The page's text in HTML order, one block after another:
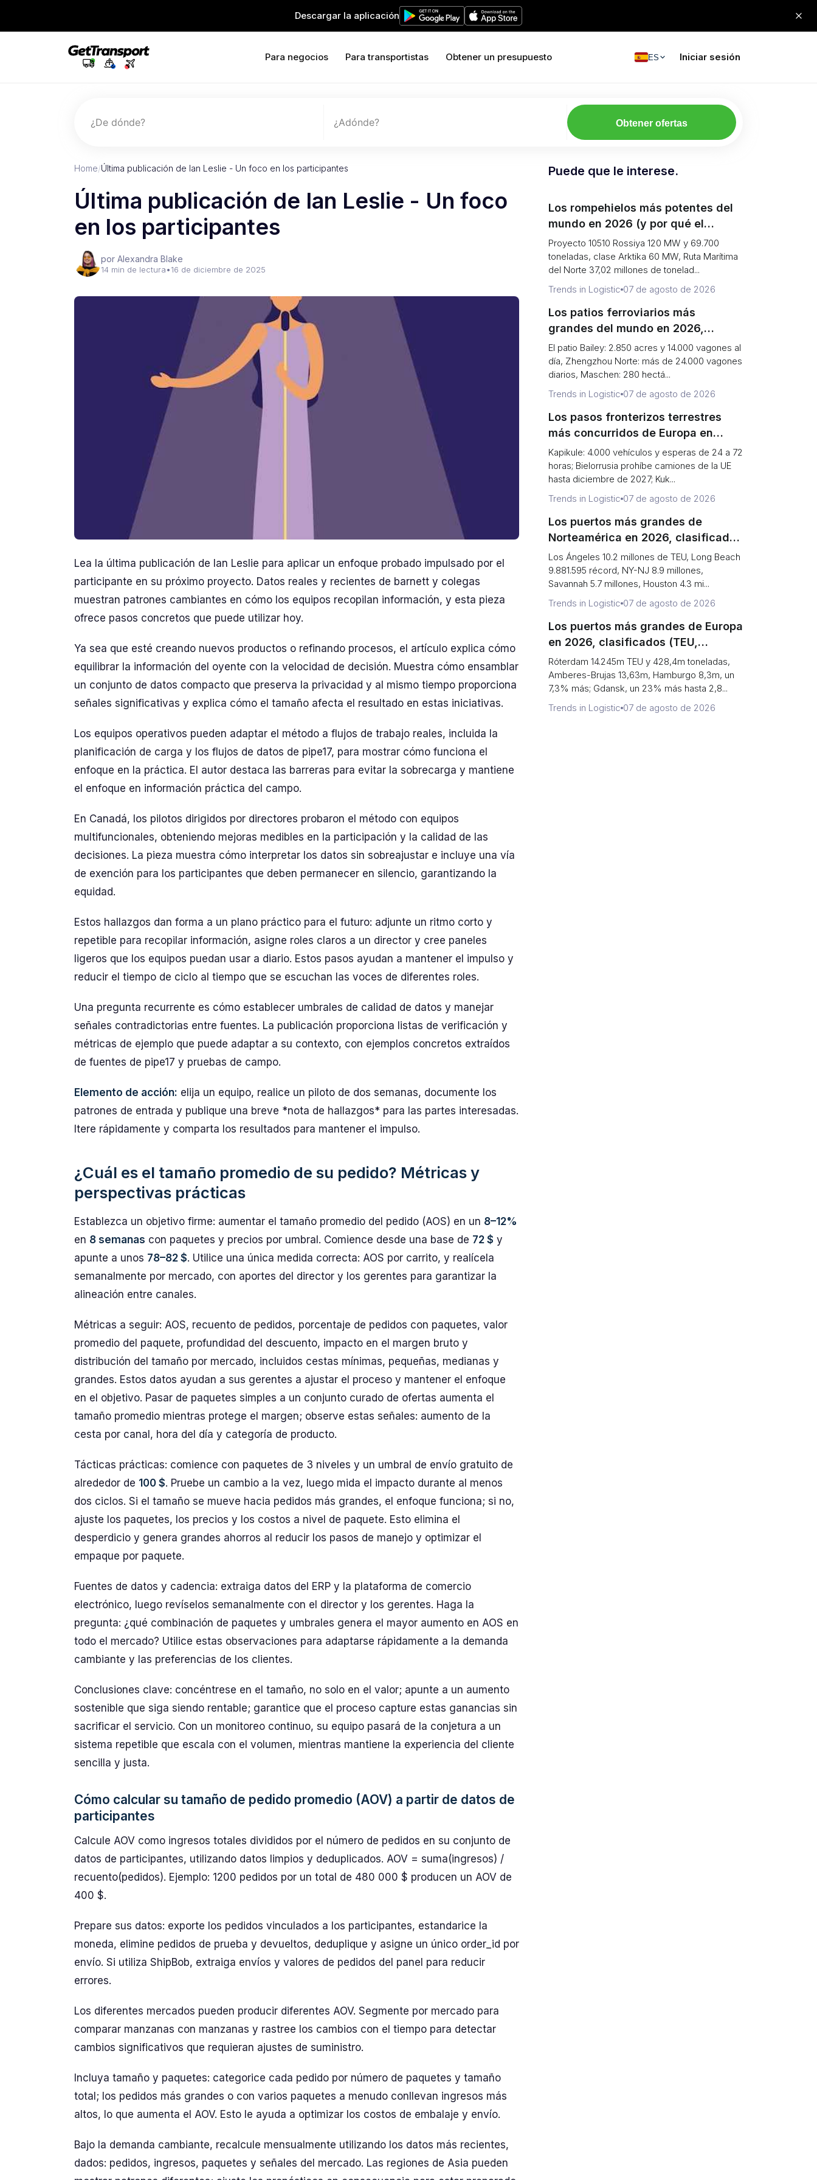
Descargar la aplicación
Para negocios Para transportistas Obtener un presupuesto ES Iniciar sesión
¿De dónde? ¿Adónde? Obtener ofertas
Home/Última publicación de Ian Leslie - Un foco en los participantes
Última publicación de Ian Leslie - Un foco
en los participantes
por Alexandra Blake
14 min de lectura•16 de diciembre de 2025
Lea la última publicación de Ian Leslie para aplicar un enfoque probado impulsado por el
participante en su próximo proyecto. Datos reales y recientes de barnett y colegas
muestran patrones cambiantes en cómo los equipos recopilan información, y esta pieza
ofrece pasos concretos que puede utilizar hoy.
Ya sea que esté creando nuevos productos o refinando procesos, el artículo explica cómo
equilibrar la información del oyente con la velocidad de decisión. Muestra cómo ensamblar
un conjunto de datos compacto que preserva la privacidad y al mismo tiempo proporciona
señales significativas y explica cómo el tamaño afecta el resultado en estas iniciativas.
Los equipos operativos pueden adaptar el método a flujos de trabajo reales, incluida la
planificación de carga y los flujos de datos de pipe17, para mostrar cómo funciona el
enfoque en la práctica. El autor destaca las barreras para evitar la sobrecarga y mantiene
el enfoque en información práctica del campo.
En Canadá, los pilotos dirigidos por directores probaron el método con equipos
multifuncionales, obteniendo mejoras medibles en la participación y la calidad de las
decisiones. La pieza muestra cómo interpretar los datos sin sobreajustar e incluye una vía
de exención para los participantes que deben permanecer en silencio, garantizando la
equidad.
Estos hallazgos dan forma a un plano práctico para el futuro: adjunte un ritmo corto y
repetible para recopilar información, asigne roles claros a un director y cree paneles
ligeros que los equipos puedan usar a diario. Estos pasos ayudan a mantener el impulso y
reducir el tiempo de ciclo al tiempo que se escuchan las voces de diferentes roles.
Una pregunta recurrente es cómo establecer umbrales de calidad de datos y manejar
señales contradictorias entre fuentes. La publicación proporciona listas de verificación y
métricas de ejemplo que puede adaptar a su contexto, con ejemplos concretos extraídos
de fuentes de pipe17 y pruebas de campo.
Elemento de acción: elija un equipo, realice un piloto de dos semanas, documente los
patrones de entrada y publique una breve *nota de hallazgos* para las partes interesadas.
Itere rápidamente y comparta los resultados para mantener el impulso.
¿Cuál es el tamaño promedio de su pedido? Métricas y
perspectivas prácticas
Establezca un objetivo firme: aumentar el tamaño promedio del pedido (AOS) en un 8–12%
en 8 semanas con paquetes y precios por umbral. Comience desde una base de 72 $ y
apunte a unos 78–82 $. Utilice una única medida correcta: AOS por carrito, y realícela
semanalmente por mercado, con aportes del director y los gerentes para garantizar la
alineación entre canales.
Métricas a seguir: AOS, recuento de pedidos, porcentaje de pedidos con paquetes, valor
promedio del paquete, profundidad del descuento, impacto en el margen bruto y
distribución del tamaño por mercado, incluidos cestas mínimas, pequeñas, medianas y
grandes. Estos datos ayudan a sus gerentes a ajustar el proceso y mantener el enfoque
en el objetivo. Pasar de paquetes simples a un conjunto curado de ofertas aumenta el
tamaño promedio mientras protege el margen; observe estas señales: aumento de la
cesta por canal, hora del día y categoría de producto.
Tácticas prácticas: comience con paquetes de 3 niveles y un umbral de envío gratuito de
alrededor de 100 $. Pruebe un cambio a la vez, luego mida el impacto durante al menos
dos ciclos. Si el tamaño se mueve hacia pedidos más grandes, el enfoque funciona; si no,
ajuste los paquetes, los precios y los costos a nivel de paquete. Esto elimina el
desperdicio y genera grandes ahorros al reducir los pasos de manejo y optimizar el
empaque por paquete.
Fuentes de datos y cadencia: extraiga datos del ERP y la plataforma de comercio
electrónico, luego revíselos semanalmente con el director y los gerentes. Haga la
pregunta: ¿qué combinación de paquetes y umbrales genera el mayor aumento en AOS en
todo el mercado? Utilice estas observaciones para adaptarse rápidamente a la demanda
cambiante y las preferencias de los clientes.
Conclusiones clave: concéntrese en el tamaño, no solo en el valor; apunte a un aumento
sostenible que siga siendo rentable; garantice que el proceso capture estas ganancias sin
sacrificar el servicio. Con un monitoreo continuo, su equipo pasará de la conjetura a un
sistema repetible que escala con el volumen, mientras mantiene la experiencia del cliente
sencilla y justa.
Cómo calcular su tamaño de pedido promedio (AOV) a partir de datos de
participantes
Calcule AOV como ingresos totales divididos por el número de pedidos en su conjunto de
datos de participantes, utilizando datos limpios y deduplicados. AOV = suma(ingresos) /
recuento(pedidos). Ejemplo: 1200 pedidos por un total de 480 000 $ producen un AOV de
400 $.
Prepare sus datos: exporte los pedidos vinculados a los participantes, estandarice la
moneda, elimine pedidos de prueba y devueltos, deduplique y asigne un único order_id por
envío. Si utiliza ShipBob, extraiga envíos y valores de pedidos del panel para reducir
errores.
Los diferentes mercados pueden producir diferentes AOV. Segmente por mercado para
comparar manzanas con manzanas y rastree los cambios con el tiempo para detectar
cambios significativos que requieran ajustes de suministro.
Incluya tamaño y paquetes: categorice cada pedido por número de paquetes y tamaño
total; los pedidos más grandes o con varios paquetes a menudo conllevan ingresos más
altos, lo que aumenta el AOV. Esto le ayuda a optimizar los costos de embalaje y envío.
Bajo la demanda cambiante, recalcule mensualmente utilizando los datos más recientes,
dados: pedidos, ingresos, paquetes y señales del mercado. Las regiones de Asia pueden
Puede que le interese.
Los rompehielos más potentes del
mundo en 2026 (y por qué el
transporte de carga en el Ártico
sigue cayendo)
Proyecto 10510 Rossiya 120 MW y 69.700
toneladas, clase Arktika 60 MW, Ruta Marítima
del Norte 37,02 millones de tonelad...
Trends in Logistic 07 de agosto de 2026
Los patios ferroviarios más
grandes del mundo en 2026,
clasificados (acres frente a
vagones por día)
El patio Bailey: 2.850 acres y 14.000 vagones al
día, Zhengzhou Norte: más de 24.000 vagones
diarios, Maschen: 280 hectá...
Trends in Logistic 07 de agosto de 2026
Los pasos fronterizos terrestres
más concurridos de Europa en
2026 (y por qué el borde oriental se
redujo a una sola puerta)
Kapikule: 4.000 vehículos y esperas de 24 a 72
horas; Bielorrusia prohíbe camiones de la UE
hasta diciembre de 2027; Kuk...
Trends in Logistic 07 de agosto de 2026
Los puertos más grandes de
Norteamérica en 2026, clasificados
(Por qué los dos primeros son en
realidad un solo puerto)
Los Ángeles 10.2 millones de TEU, Long Beach
9.881.595 récord, NY-NJ 8.9 millones,
Savannah 5.7 millones, Houston 4.3 mi...
Trends in Logistic 07 de agosto de 2026
Los puertos más grandes de Europa
en 2026, clasificados (TEU,
tonelaje y lo que oculta cada
número)
Róterdam 14.245m TEU y 428,4m toneladas,
Amberes-Brujas 13,63m, Hamburgo 8,3m, un
7,3% más; Gdansk, un 23% más hasta 2,8...
Trends in Logistic 07 de agosto de 2026